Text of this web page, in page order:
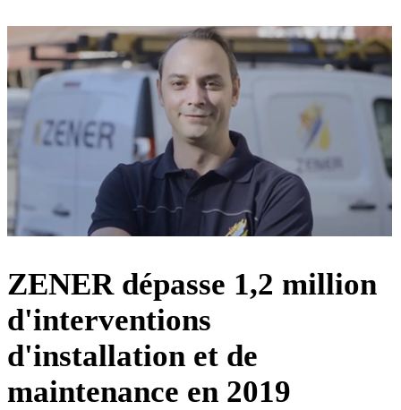
ZENER dépasse 1,2 million
d'interventions
d'installation et de
maintenance en 2019